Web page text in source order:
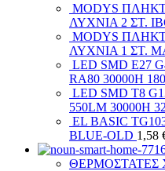
MODYS
ΛΥΧΝΙΑ 2 ΣΤ.
MODYS
ΛΥΧΝΙΑ 1 ΣΤ.
LED SMD E27
RA80 30000H
LED SMD T8
550LM 30000H
EL BASIC
BLUE-OLD 1,58
ΘΕΡΜΟΣΤΑΤΕΣ